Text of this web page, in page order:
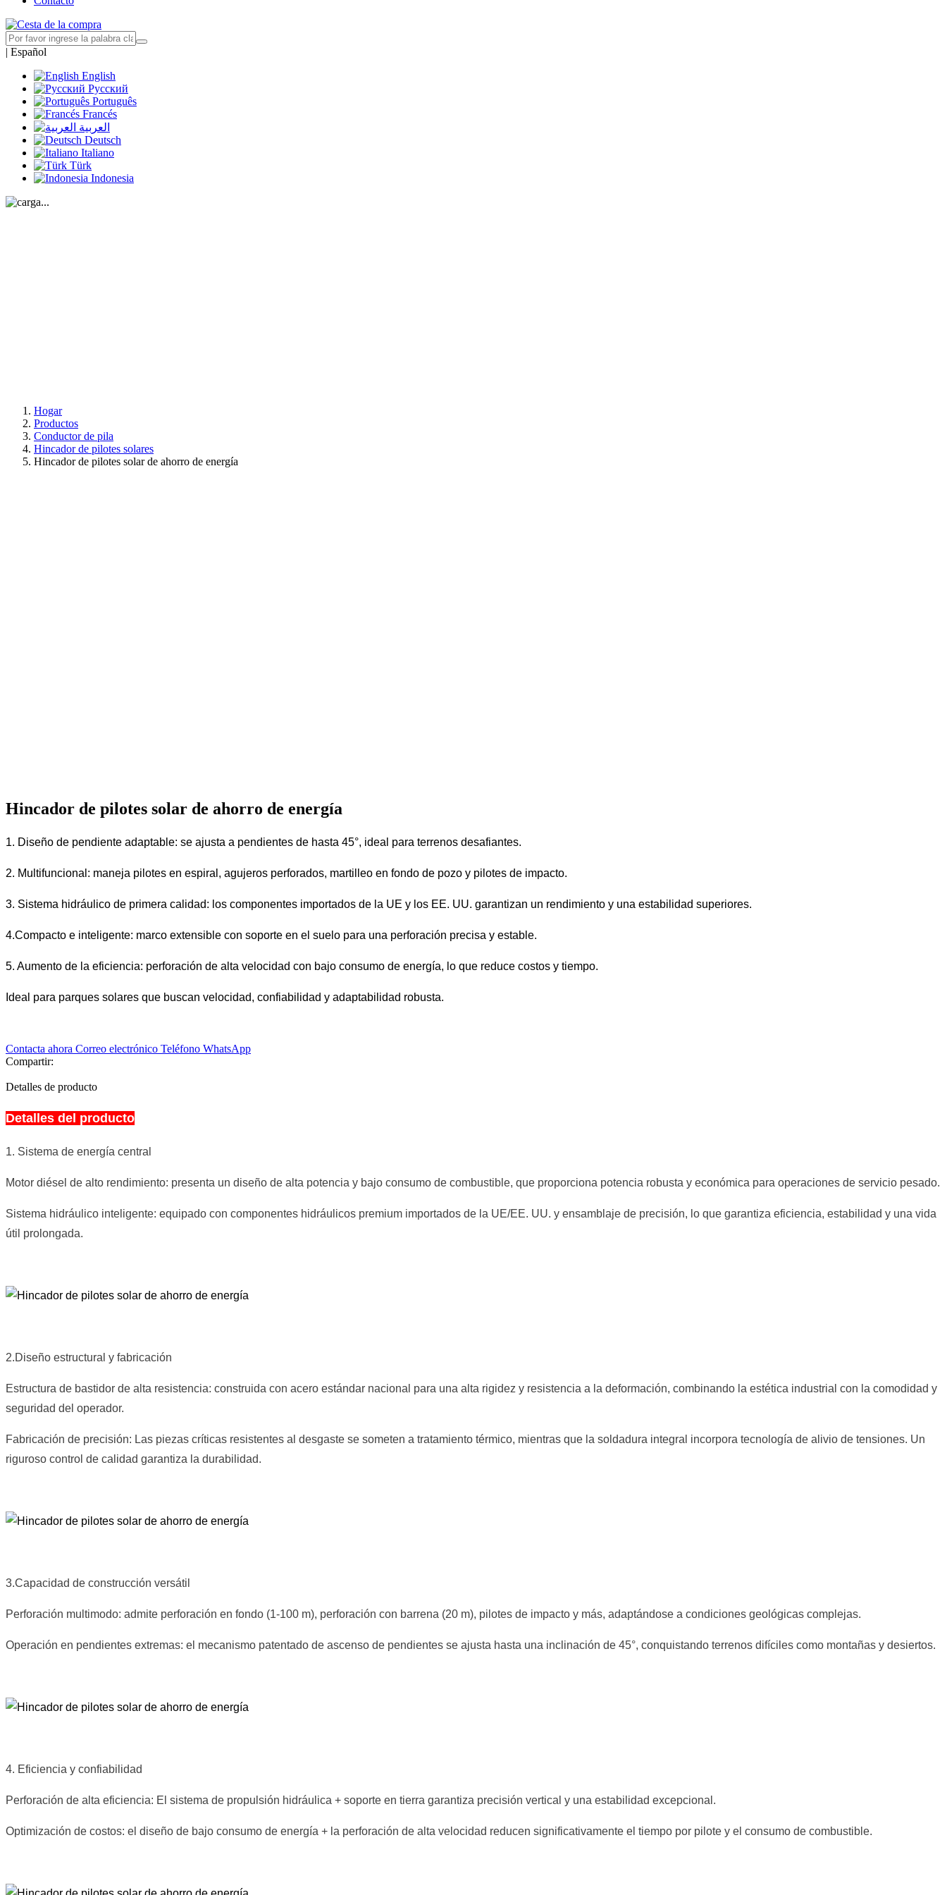
| Español
English
Русский
Português
Francés
العربية
Deutsch
Italiano
Türk
Indonesia
Hogar
Productos
Conductor de pila
Hincador de pilotes solares
Hincador de pilotes solar de ahorro de energía
Hincador de pilotes solar de ahorro de energía
1. Diseño de pendiente adaptable: se ajusta a pendientes de hasta 45°, ideal para terrenos desafiantes.
2. Multifuncional: maneja pilotes en espiral, agujeros perforados, martilleo en fondo de pozo y pilotes de impacto.
3. Sistema hidráulico de primera calidad: los componentes importados de la UE y los EE. UU. garantizan un rendimiento y una estabilidad superiores.
4.Compacto e inteligente: marco extensible con soporte en el suelo para una perforación precisa y estable.
5. Aumento de la eficiencia: perforación de alta velocidad con bajo consumo de energía, lo que reduce costos y tiempo.
Ideal para parques solares que buscan velocidad, confiabilidad y adaptabilidad robusta.
Contacta ahora Correo electrónico Teléfono WhatsApp
Compartir:
Detalles de producto
Detalles del producto
1. Sistema de energía central
Motor diésel de alto rendimiento: presenta un diseño de alta potencia y bajo consumo de combustible, que proporciona potencia robusta y económica para operaciones de servicio pesado.
Sistema hidráulico inteligente: equipado con componentes hidráulicos premium importados de la UE/EE. UU. y ensamblaje de precisión, lo que garantiza eficiencia, estabilidad y una vida
útil prolongada.
2.Diseño estructural y fabricación
Estructura de bastidor de alta resistencia: construida con acero estándar nacional para una alta rigidez y resistencia a la deformación, combinando la estética industrial con la comodidad y
seguridad del operador.
Fabricación de precisión: Las piezas críticas resistentes al desgaste se someten a tratamiento térmico, mientras que la soldadura integral incorpora tecnología de alivio de tensiones. Un
riguroso control de calidad garantiza la durabilidad.
3.Capacidad de construcción versátil
Perforación multimodo: admite perforación en fondo (1-100 m), perforación con barrena (20 m), pilotes de impacto y más, adaptándose a condiciones geológicas complejas.
Operación en pendientes extremas: el mecanismo patentado de ascenso de pendientes se ajusta hasta una inclinación de 45°, conquistando terrenos difíciles como montañas y desiertos.
4. Eficiencia y confiabilidad
Perforación de alta eficiencia: El sistema de propulsión hidráulica + soporte en tierra garantiza precisión vertical y una estabilidad excepcional.
Optimización de costos: el diseño de bajo consumo de energía + la perforación de alta velocidad reducen significativamente el tiempo por pilote y el consumo de combustible.